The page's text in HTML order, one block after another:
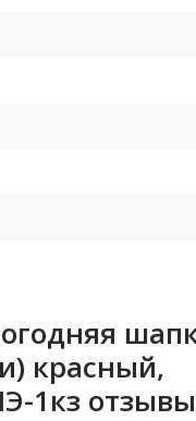
красный,
1кз отзывы